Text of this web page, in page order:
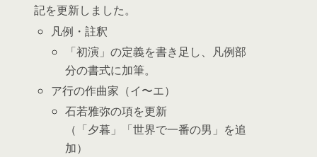
記を更新しました。
凡例・註釈
「初演」の定義を書き足し、凡例部
分の書式に加筆。
ア行の作曲家（イ〜エ）
石若雅弥の項を更新
（「夕暮」「世界で一番の男」を追
加）